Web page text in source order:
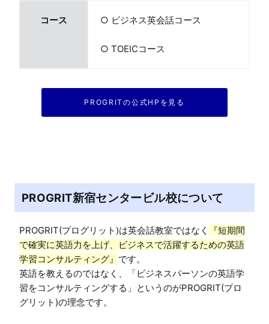
コース ○ ビジネス英会話コース
○ TOEICコース
PROGRITの公式HPを見る
PROGRIT新宿センタービル校について
PROGRIT(プログリット)は英会話教室ではなく
『短期間
で確実に英語力を上げ、ビジネスで活躍するための英語
学習コンサルティング』 です。
英語を教えるのではなく、「ビジネスパーソンの英語学
習をコンサルティングする」というのがPROGRIT(プロ
グリット)の理念です。